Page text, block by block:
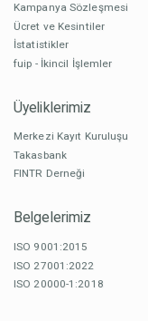
Kampanya Sözleşmesi
Ücret ve Kesintiler
İstatistikler
fuip - İkincil İşlemler
Üyeliklerimiz
Merkezi Kayıt Kuruluşu
Takasbank
FINTR Derneği
Belgelerimiz
ISO 9001:2015
ISO 27001:2022
ISO 20000-1:2018